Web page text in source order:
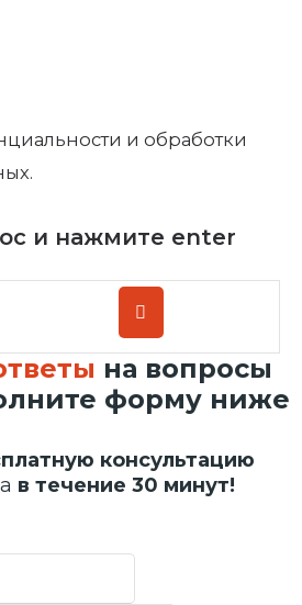
и обработки
и нажмите enter
на вопросы
форму ниже
консультацию
в течение 30 минут!